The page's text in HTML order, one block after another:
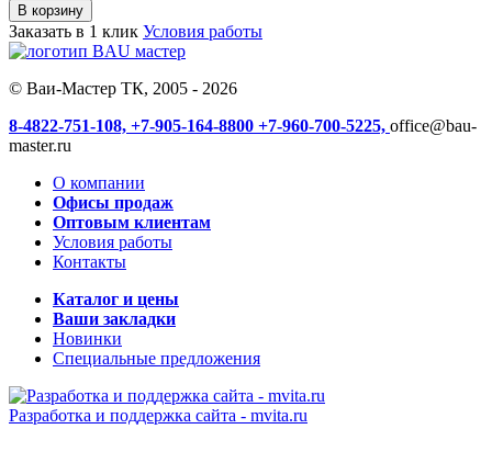
В корзину
Заказать в 1 клик Условия работы
© Ваи-Мастер ТК, 2005 - 2026
8-4822-751-108, +7-905-164-8800 +7-960-700-5225, office@bau-
master.ru
О компании
Офисы продаж
Оптовым клиентам
Условия работы
Контакты
Каталог и цены
Ваши закладки
Новинки
Специальные предложения
Разработка и поддержка сайта - mvita.ru